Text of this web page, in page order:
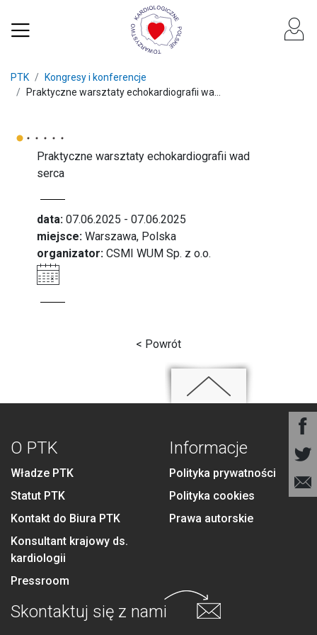
PTK
Kongresy i konferencje
Praktyczne warsztaty echokardiografii wa...
Praktyczne warsztaty echokardiografii wad
serca
data: 07.06.2025 - 07.06.2025
miejsce: Warszawa, Polska
organizator: CSMI WUM Sp. z o.o.
< Powrót
O PTK
Władze PTK
Statut PTK
Kontakt do Biura PTK
Konsultant krajowy ds.
kardiologii
Pressroom
Informacje
Polityka prywatności
Polityka cookies
Prawa autorskie
Skontaktuj się z nami